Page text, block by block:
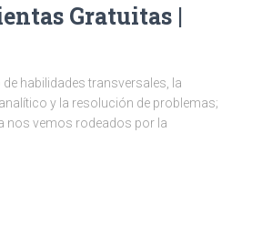
Gratuitas |
habilidades transversales, la
y la resolución de problemas;
nos vemos rodeados por la